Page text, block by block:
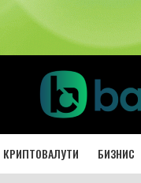
КРИПТОВАЛУТИ БИЗНИС